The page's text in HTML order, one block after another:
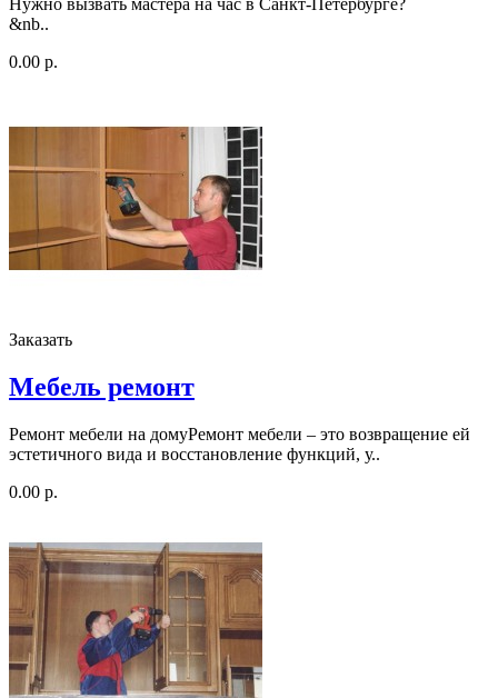
Нужно вызвать мастера на час в Санкт-Петербурге?
&nb..
0.00 р.
Заказать
Мебель ремонт
Ремонт мебели на домуРемонт мебели – это возвращение ей
эстетичного вида и восстановление функций, у..
0.00 р.